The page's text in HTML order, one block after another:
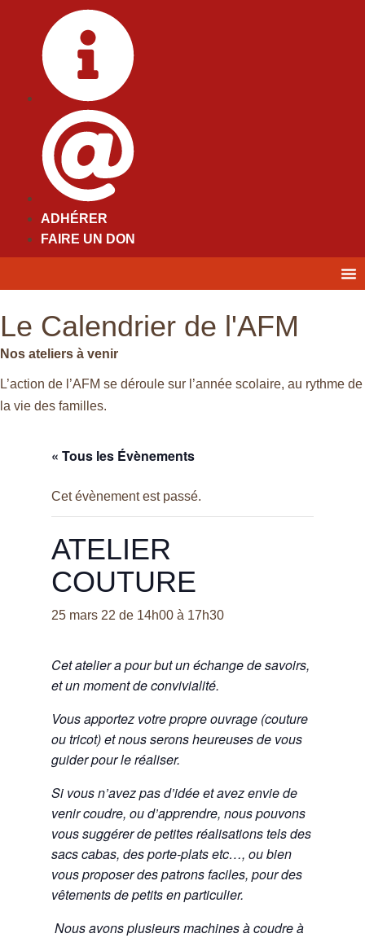
ADHÉRER
FAIRE UN DON
Le Calendrier de l'AFM
Nos ateliers à venir
L’action de l’AFM se déroule sur l’année scolaire, au rythme de
la vie des familles.
« Tous les Évènements
Cet évènement est passé.
ATELIER
COUTURE
25 mars 22 de 14h00à 17h30
Cet atelier a pour but un échange de savoirs,
et un moment de convivialité.
Vous apportez votre propre ouvrage (couture
ou tricot) et nous serons heureuses de vous
guider pour le réaliser.
Si vous n’avez pas d’idée et avez envie de
venir coudre, ou d’apprendre, nous pouvons
vous suggérer de petites réalisations tels des
sacs cabas, des porte-plats etc…, ou bien
vous proposer des patrons faciles, pour des
vêtements de petits en particulier.
Nous avons plusieurs machines à coudre à